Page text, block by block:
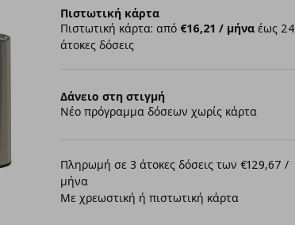
Πιστωτική κάρτα
Πιστωτική κάρτα: από €16,21 / μήναέως 24
άτοκες δόσεις
Δάνειο στη στιγμή
Νέο πρόγραμμα δόσεων χωρίς κάρτα
Πληρωμή σε 3 άτοκες δόσεις των €129,67 /
μήνα
Με χρεωστική ή πιστωτική κάρτα